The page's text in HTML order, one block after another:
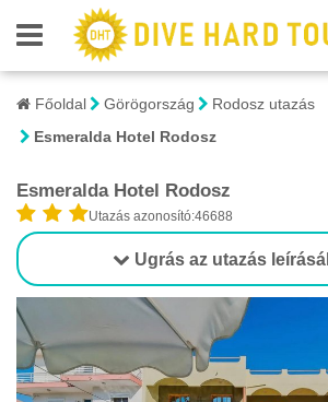
Főoldal Görögország
Rodosz utazás
Esmeralda Hotel Rodosz
Esmeralda Hotel Rodosz
Utazás azonosító:46688
Ugrás az utazás